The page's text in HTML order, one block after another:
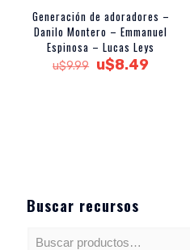
Generación de adoradores –
Danilo Montero – Emmanuel
Espinosa – Lucas Leys
u$9.99 El
u$8.49El
Buscar recursos